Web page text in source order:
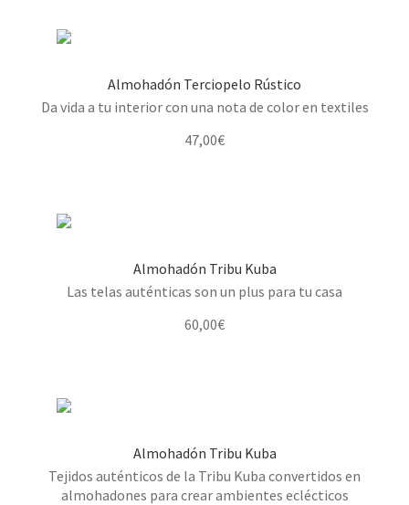
Almohadón Terciopelo Rústico
Da vida a tu interior con una nota de color en textiles
47,00€
Almohadón Tribu Kuba
Las telas auténticas son un plus para tu casa
60,00€
Almohadón Tribu Kuba
Tejidos auténticos de la Tribu Kuba convertidos en
almohadones para crear ambientes eclécticos